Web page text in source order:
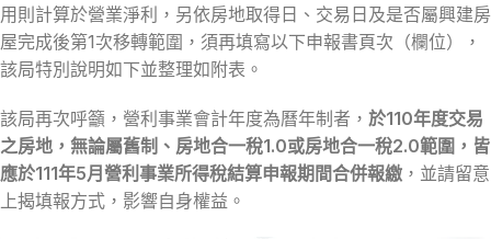
用則計算於營業淨利，另依房地取得日、交易日及是否屬興建房
屋完成後第1次移轉範圍，須再填寫以下申報書頁次（欄位），
該局特別說明如下並整理如附表。
該局再次呼籲，營利事業會計年度為曆年制者， 於110年度交易
之房地，無論屬舊制、房地合一稅1.0或房地合一稅2.0範圍，皆
應於111年5月營利事業所得稅結算申報期間合併報繳 ，並請留意
上揭填報方式，影響自身權益。